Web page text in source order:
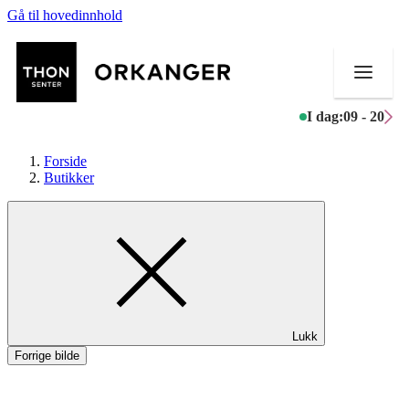
Gå til hovedinnhold
I dag:09 - 20
Mat og drikke
Aktiviteter
Forside
Butikker
Lukk
Forrige bilde